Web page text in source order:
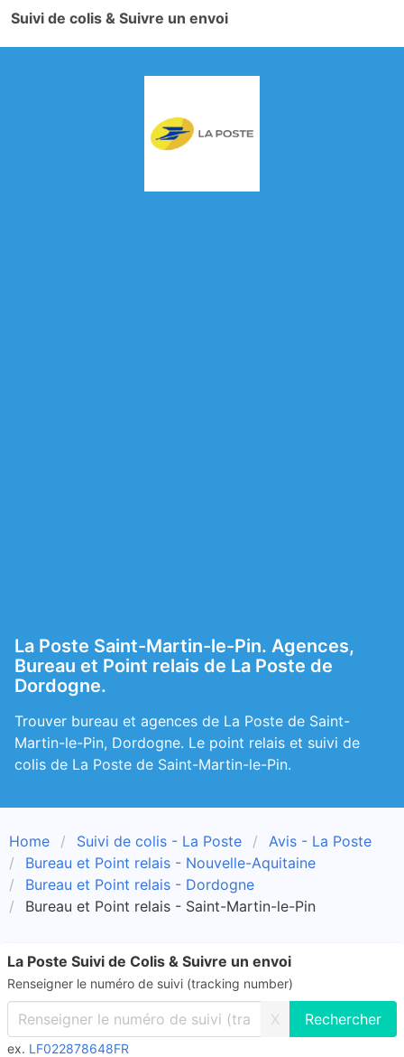
Suivi de colis & Suivre un envoi
La Poste Saint-Martin-le-Pin. Agences,
Bureau et Point relais de La Poste de
Dordogne.
Trouver bureau et agences de La Poste de Saint-
Martin-le-Pin, Dordogne. Le point relais et suivi de
colis de La Poste de Saint-Martin-le-Pin.
Home Suivi de colis - La Poste
Avis - La Poste
Bureau et Point relais - Nouvelle-Aquitaine
Bureau et Point relais - Dordogne
Bureau et Point relais - Saint-Martin-le-Pin
La Poste Suivi de Colis & Suivre un envoi
Renseigner le numéro de suivi (tracking number)
X
ex. LF022878648FR